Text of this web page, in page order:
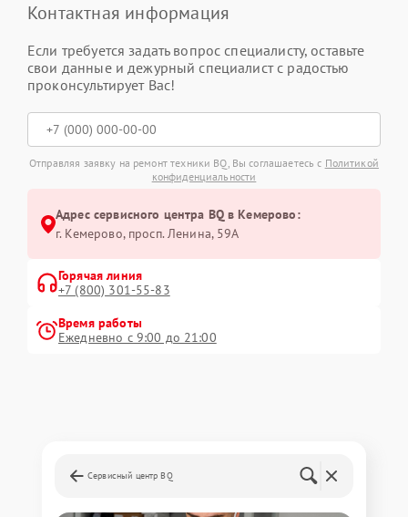
Контактная информация
Если требуется задать вопрос специалисту, оставьте
свои данные и дежурный специалист с радостью
проконсультирует Вас!
Отправляя заявку на ремонт техники BQ, Вы соглашаетесь с Политикой
конфиденциальности
Адрес сервисного центра BQ в Кемерово:
г. Кемерово, просп. Ленина, 59А
Горячая линия
+7 (800) 301-55-83
Время работы
Ежедневно с 9:00 до 21:00
Сервисный центр BQ